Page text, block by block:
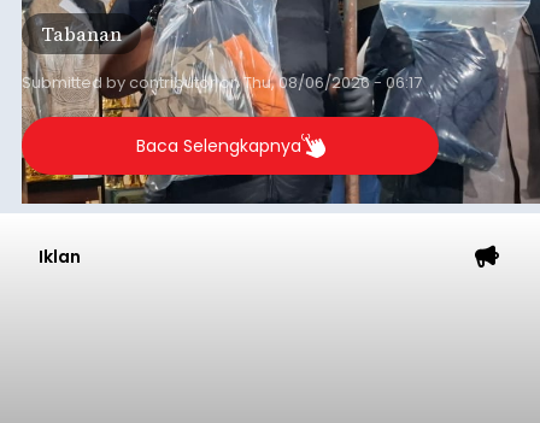
Tabanan
Submitted bycontributoronThu, 08/06/2026 - 06:17
Baca Selengkapnya
Iklan